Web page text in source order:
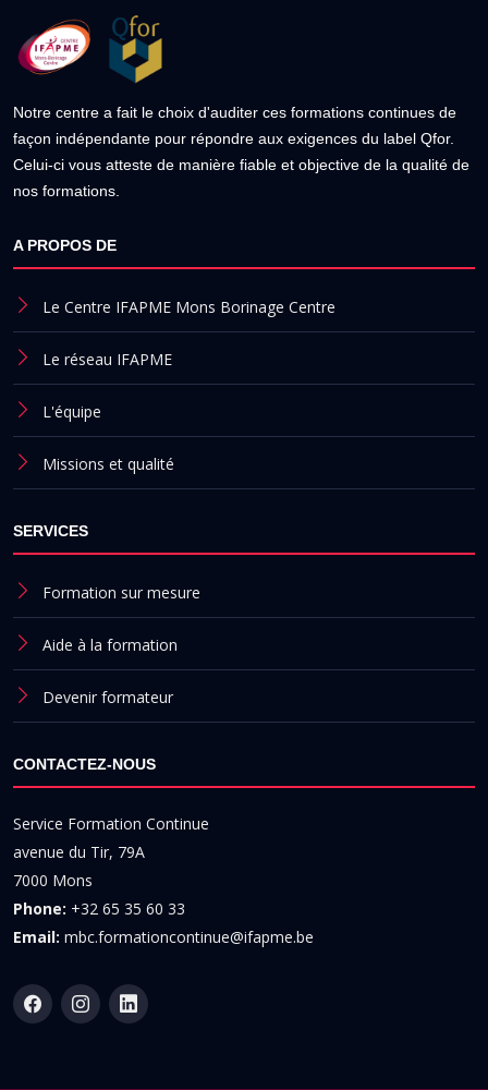
Notre centre a fait le choix d'auditer ces formations continues de
façon indépendante pour répondre aux exigences du label Qfor.
Celui-ci vous atteste de manière fiable et objective de la qualité de
nos formations.
A PROPOS DE
Le Centre IFAPME Mons Borinage Centre
Le réseau IFAPME
L'équipe
Missions et qualité
SERVICES
Formation sur mesure
Aide à la formation
Devenir formateur
CONTACTEZ-NOUS
Service Formation Continue
avenue du Tir, 79A
7000 Mons
Phone: +32 65 35 60 33
Email: mbc.formationcontinue@ifapme.be